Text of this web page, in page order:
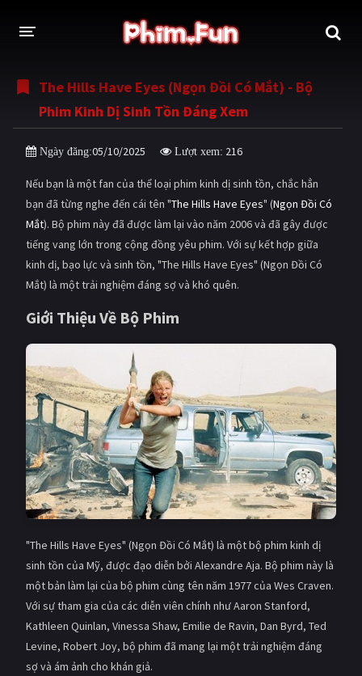
THỂ LOẠI
Thần thoại - Cổ trang Hành động
Tâm lý
Võ thuật - Kiếm hiệp Nhạc kịch
Kinh dị Tội phạm - Hình sự
Phiêu lưu Hài hước
Viễn tưởng Khoa học - Tài liệu
Hoạt hình
Giật gân
Bí ẩn Lịch sử
Viễn Tây Tiểu sử
GameShow DramaTV
Âu - Mỹ Trung Quốc - Hồng Kông
Hàn Quốc
Ấn Độ Việt Nam
Tổng hợp
The Hills Have Eyes (Ngọn Đồi Có Mắt) - Bộ
Phim Kinh Dị Sinh Tồn Đáng Xem
Ngày đăng:05/10/2025 Lượt xem: 216
Nếu bạn là một fan của thể loại phim kinh dị sinh tồn, chắc hẳn
bạn đã từng nghe đến cái tên "The Hills Have Eyes" (Ngọn Đồi Có
Mắt). Bộ phim này đã được làm lại vào năm 2006 và đã gây được
tiếng vang lớn trong cộng đồng yêu phim. Với sự kết hợp giữa
kinh dị, bạo lực và sinh tồn, "The Hills Have Eyes" (Ngọn Đồi Có
Mắt) là một trải nghiệm đáng sợ và khó quên.
Giới Thiệu Về Bộ Phim
"The Hills Have Eyes" (Ngọn Đồi Có Mắt) là một bộ phim kinh dị
sinh tồn của Mỹ, được đạo diễn bởi Alexandre Aja. Bộ phim này là
một bản làm lại của bộ phim cùng tên năm 1977 của Wes Craven.
Với sự tham gia của các diễn viên chính như Aaron Stanford,
Kathleen Quinlan, Vinessa Shaw, Emilie de Ravin, Dan Byrd, Ted
Levine, Robert Joy, bộ phim đã mang lại một trải nghiệm đáng
sợ và ám ảnh cho khán giả.